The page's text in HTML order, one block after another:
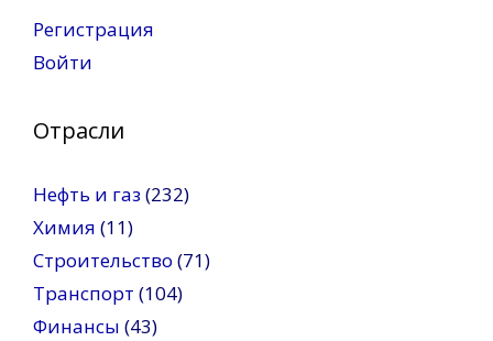
Регистрация
Войти
Отрасли
Нефть и газ (232)
Химия (11)
Строительство (71)
Транспорт (104)
Финансы (43)